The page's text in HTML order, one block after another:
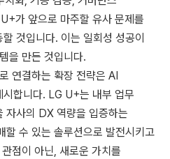
가 앞으로 마주할 유사 문제를
것입니다. 이는 일회성 성공이
을 만든 것입니다.
연결하는 확장 전략은 AI
합니다. LG U+는 내부 업무
자사의 DX 역량을 입증하는
할 수 있는 솔루션으로 발전시키고
점이 아닌, 새로운 가치를